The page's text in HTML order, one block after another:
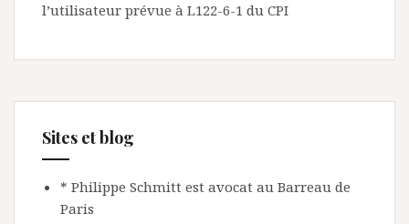
l’utilisateur prévue à L122-6-1 du CPI
Sites et blog
* Philippe Schmitt est avocat au Barreau de
Paris